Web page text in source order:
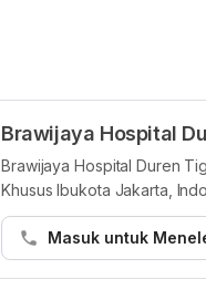
Brawijaya Hospital
Brawijaya Hospital Duren
Khusus Ibukota Jakarta,
Masuk untuk